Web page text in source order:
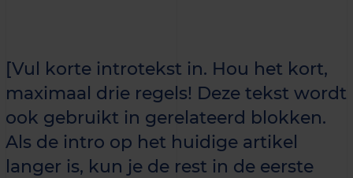
[Vul korte introtekst in. Hou het kort,
maximaal drie regels! Deze tekst wordt
ook gebruikt in gerelateerd blokken.
Als de intro op het huidige artikel
langer is, kun je de rest in de eerste